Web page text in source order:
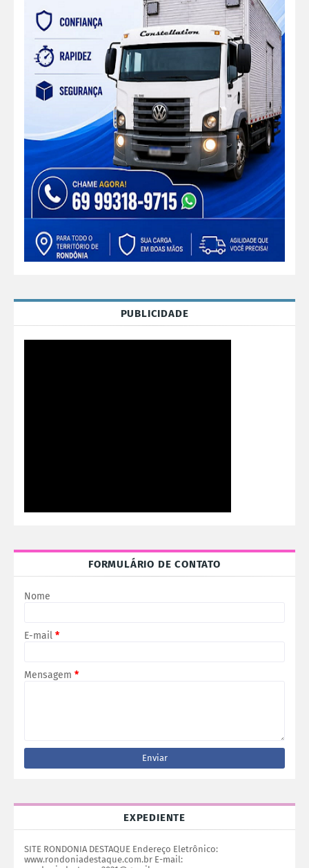
PUBLICIDADE
FORMULÁRIO DE CONTATO
Nome
E-mail *
Mensagem *
EXPEDIENTE
SITE RONDONIA DESTAQUE Endereço Eletrônico:
www.rondoniadestaque.com.br E-mail: